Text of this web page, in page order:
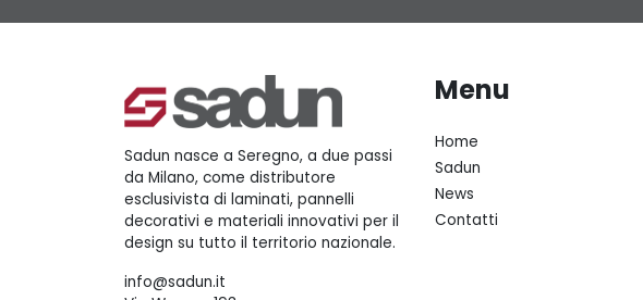
Sadun nasce a Seregno, a due passi
da Milano, come distributore
esclusivista di laminati, pannelli
decorativi e materiali innovativi per il
design su tutto il territorio nazionale.
info@sadun.it
Menu
Home
Sadun
News
Contatti